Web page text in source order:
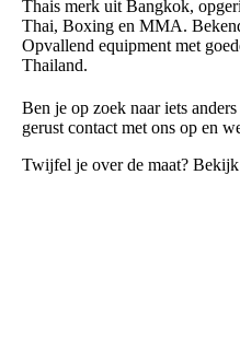
Thais merk uit Bangkok,
Thai, Boxing en MMA.
Opvallend equipment met
Thailand.
Ben je op zoek naar iets
gerust contact met ons op en
Twijfel je over de maat?